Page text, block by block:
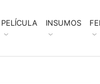
PELÍCULA INSUMOS